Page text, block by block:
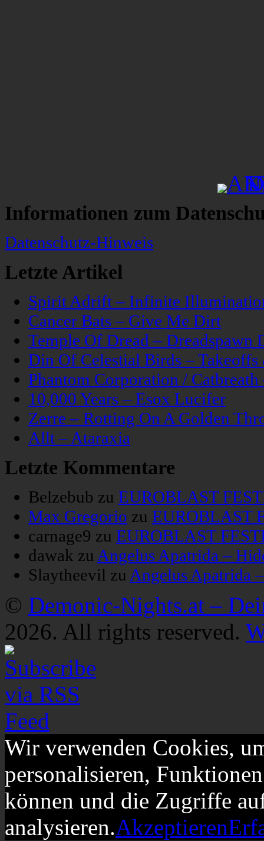
Informationen zum
Datenschutz-Hinweis
Letzte Artikel
Spirit Adrift – Infinite
Cancer Bats – Give Me Dirt
Temple Of Dread – Dreadspawn
Din Of Celestial Birds –
Phantom Corporation /
10,000 Years – Esox Lucifer
Zerre – Rotting On A Golden
Allt – Ataraxia
Letzte Kommentare
Belzebub zu EUROBLAST
Max Gregorio zu EUROBLAST
carnage9 zu EUROBLAST
dawak zuAngelus Apatrida –
Slaytheevil zuAngelus Apatrida
© Demonic-Nights.at –
2026. All rights reserved.
Wir verwenden Cookies,
personalisieren,
können und die Zugriffe
analysieren.Akzeptieren